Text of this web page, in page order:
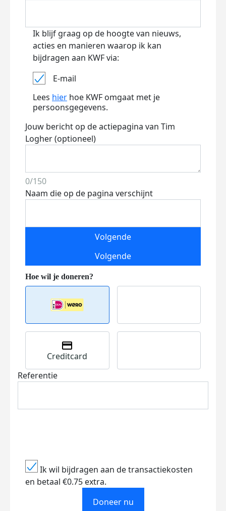
Ik blijf graag op de hoogte van nieuws,
acties en manieren waarop ik kan
bijdragen aan KWF via:
E-mail
Lees hier hoe KWF omgaat met je
persoonsgegevens.
Jouw bericht op de actiepagina van Tim
Logher (optioneel)
0/150
Naam die op de pagina verschijnt
Volgende
Volgende
Creditcard
Referentie
Ik wil bijdragen aan de transactiekosten
en betaal €0.75 extra.
Doneer nu